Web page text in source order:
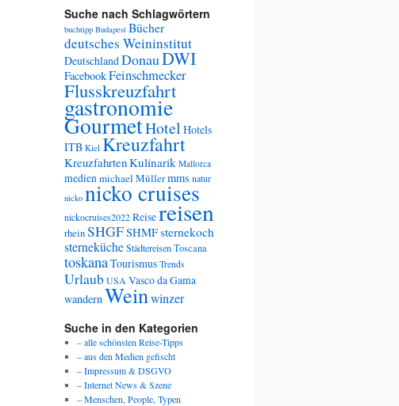
Suche nach Schlagwörtern
buchtipp Budapest Bücher
deutsches Weininstitut
DeutschlandDonauDWI
FacebookFeinschmecker
Flusskreuzfahrt
gastronomie
GourmetHotel Hotels
ITB Kiel Kreuzfahrt
KreuzfahrtenKulinarik Mallorca
medienmichael Müllermms natur
nicko nicko cruises
nickocruises2022Reisereisen
rheinSHGFSHMFsternekoch
sternekücheStädtereisenToscana
toskanaTourismus Trends
Urlaub USA Vasco da Gama
wandernWeinwinzer
Suche in den Kategorien
– alle schönsten Reise-Tipps
– aus den Medien gefischt
– Impressum & DSGVO
– Internet News & Szene
– Menschen, People, Typen